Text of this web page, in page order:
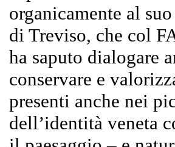
organicamente al
di Treviso, che col
ha saputo dialogare
conservare e
presenti anche nei
dell’identità veneta